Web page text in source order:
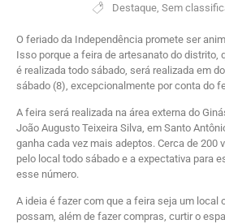
Destaque, Sem
O feriado da Independência promete ser
Isso porque a feira de artesanato do distrito,
é realizada todo sábado, será realizada em
sábado (8), excepcionalmente por conta do
A feira será realizada na área externa do
João Augusto Teixeira Silva, em Santo
ganha cada vez mais adeptos. Cerca de 200
pelo local todo sábado e a expectativa para
esse número.
A ideia é fazer com que a feira seja um local
possam, além de fazer compras, curtir o